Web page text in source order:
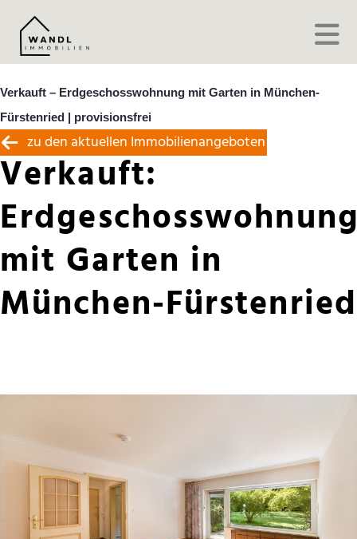
Verkauft – Erdgeschosswohnung mit Garten in München-
Fürstenried | provisionsfrei
zu den aktuellen Immobilienangeboten
Verkauft:
mit Garten in
München-Fürstenried